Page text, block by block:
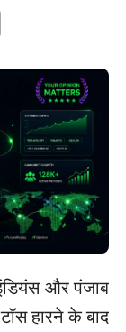
और पंजाब
हारने के बाद